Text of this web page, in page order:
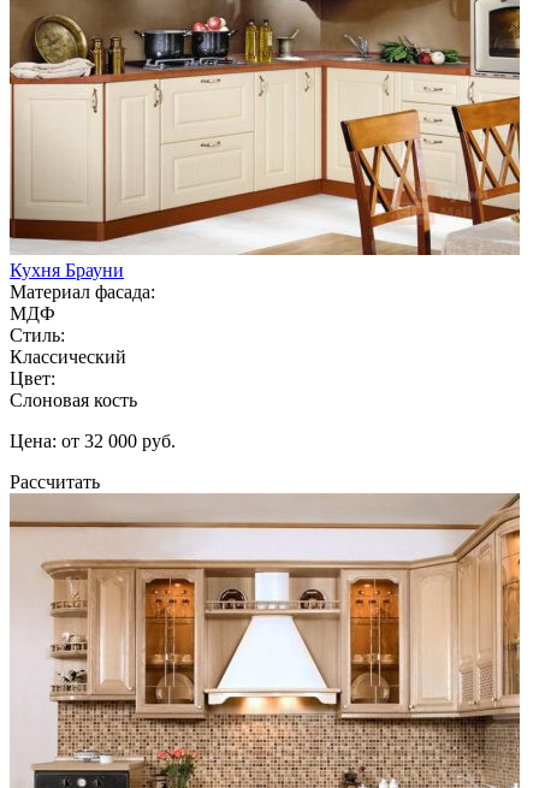
Кухня Брауни
Материал фасада:
МДФ
Стиль:
Классический
Цвет:
Слоновая кость
Цена: от 32 000 руб.
Рассчитать